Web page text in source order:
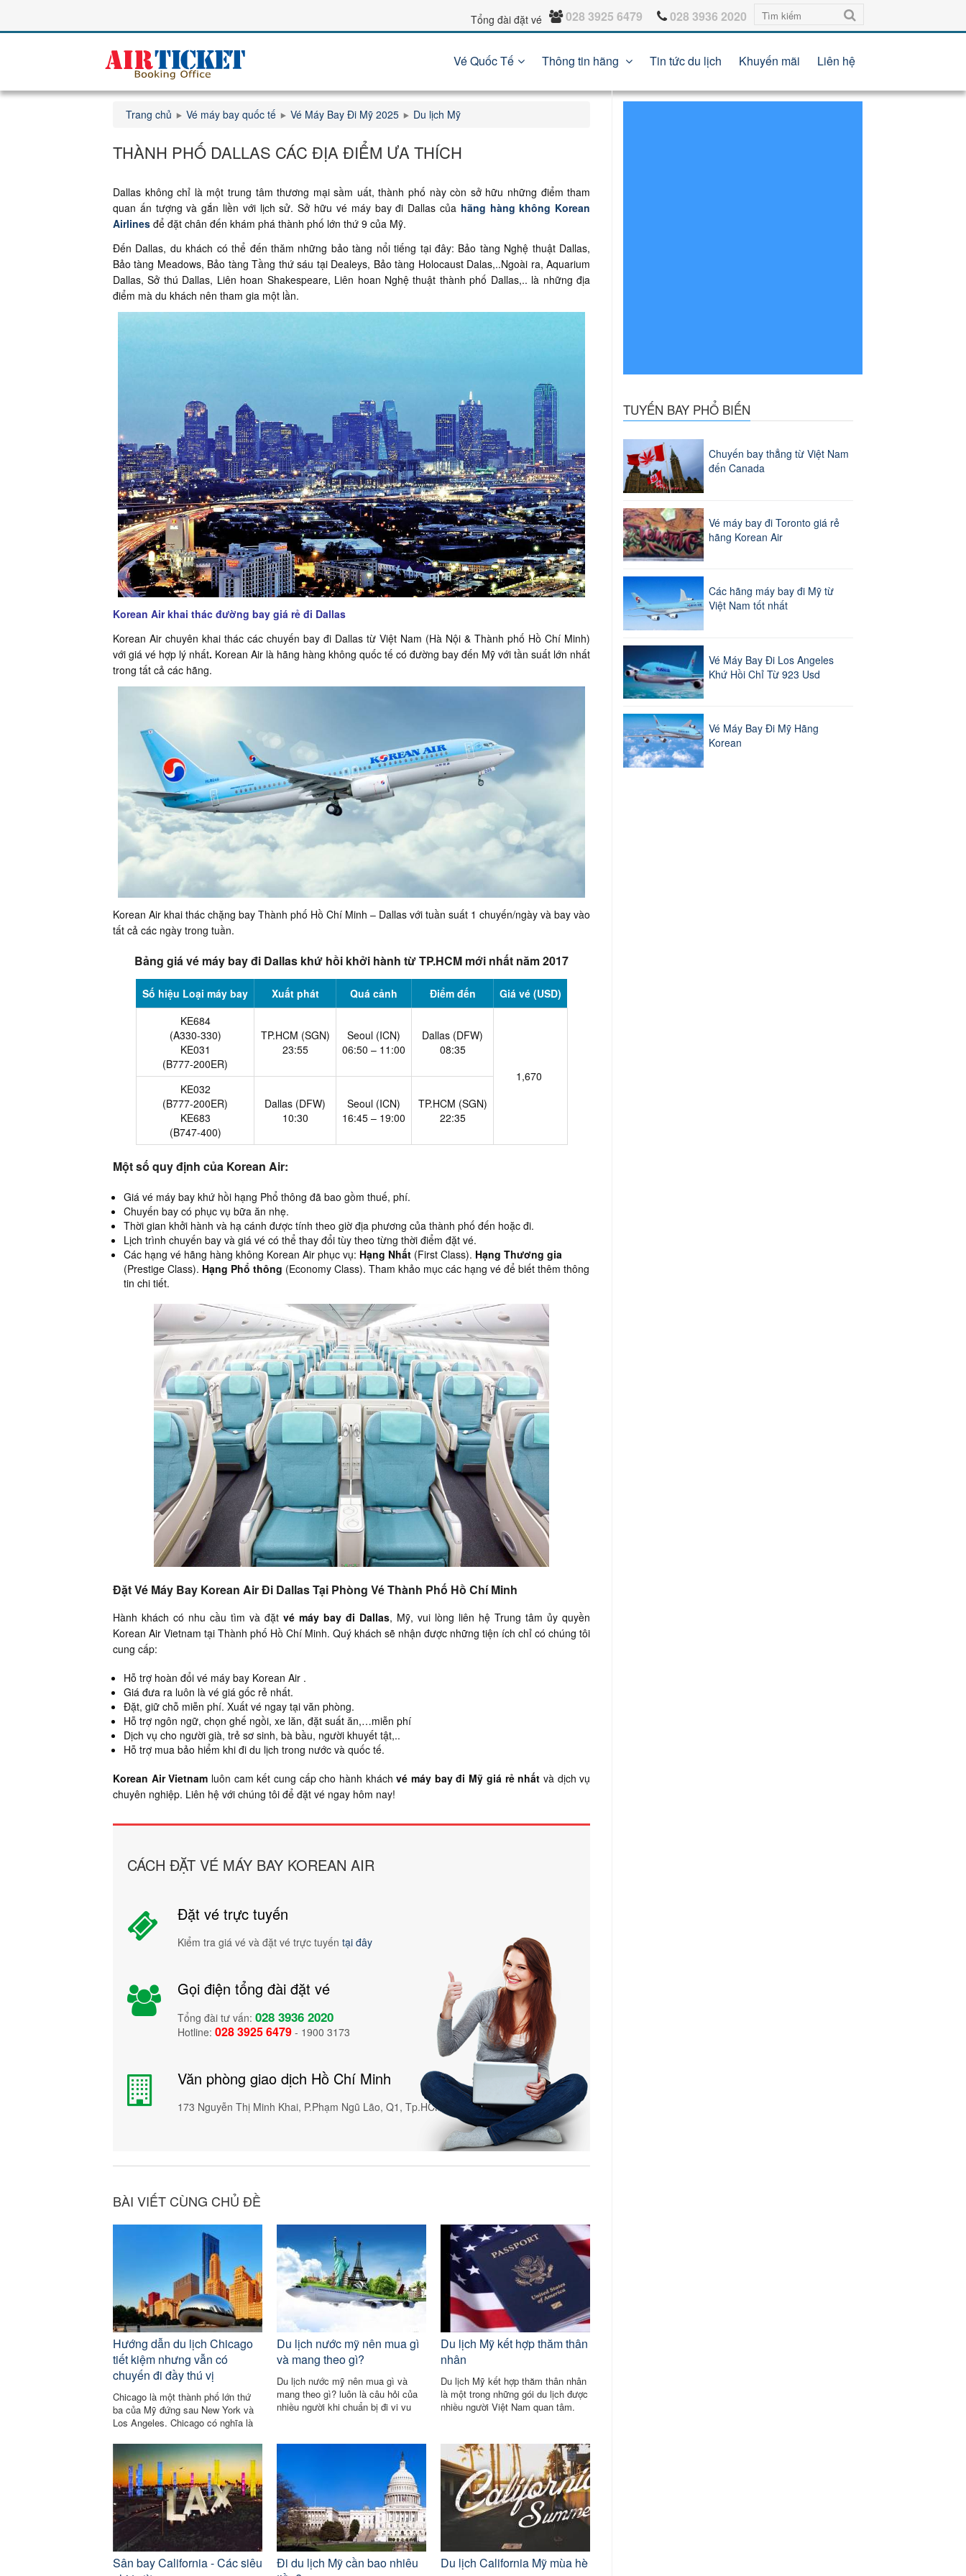
Tổng đài đặt vé 028 3925 6479 028 3936 2020
Vé Quốc Tế Thông tin hãng Tin tức du lịch Khuyến mãi Liên hệ
Trang chủ Vé máy bay quốc tế Vé Máy Bay Đi Mỹ 2025 Du lịch Mỹ
THÀNH PHỐ DALLAS CÁC ĐỊA ĐIỂM ƯA THÍCH
Dallas không chỉ là một trung tâm thương mại sầm uất, thành phố này còn sở hữu những điểm tham
quan ấn tượng và gắn liền với lịch sử. Sở hữu vé máy bay đi Dallas của hãng hàng không Korean
Airlines để đặt chân đến khám phá thành phố lớn thứ 9 của Mỹ.
Đến Dallas, du khách có thể đến thăm những bảo tàng nổi tiếng tại đây: Bảo tàng Nghệ thuật Dallas,
Bảo tàng Meadows, Bảo tàng Tầng thứ sáu tại Dealeys, Bảo tàng Holocaust Dalas,..Ngoài ra, Aquarium
Dallas, Sở thú Dallas, Liên hoan Shakespeare, Liên hoan Nghệ thuật thành phố Dallas,.. là những địa
điểm mà du khách nên tham gia một lần.
Korean Air khai thác đường bay giá rẻ đi Dallas
Korean Air chuyên khai thác các chuyến bay đi Dallas từ Việt Nam (Hà Nội & Thành phố Hồ Chí Minh)
với giá vé hợp lý nhất. Korean Air là hãng hàng không quốc tế có đường bay đến Mỹ với tần suất lớn nhất
trong tất cả các hãng.
Korean Air khai thác chặng bay Thành phố Hồ Chí Minh – Dallas với tuần suất 1 chuyến/ngày và bay vào
tất cả các ngày trong tuần.
Bảng giá vé máy bay đi Dallas khứ hồi khởi hành từ TP.HCM mới nhất năm 2017
Số hiệu Loại máy bay Xuất phát Quá cảnh Điểm đến
Giá vé (USD)
KE684
(A330-330)
KE031
(B777-200ER)
TP.HCM (SGN)
23:55
Seoul (ICN)
06:50 – 11:00
Dallas (DFW)
08:35
1,670
KE032
(B777-200ER)
KE683
(B747-400)
Dallas (DFW)
10:30
Seoul (ICN)
16:45 – 19:00
TP.HCM (SGN)
22:35
Một số quy định của Korean Air:
Giá vé máy bay khứ hồi hạng Phổ thông đã bao gồm thuế, phí.
Chuyến bay có phục vụ bữa ăn nhẹ.
Thời gian khởi hành và hạ cánh được tính theo giờ địa phương của thành phố đến hoặc đi.
Lịch trình chuyến bay và giá vé có thể thay đổi tùy theo từng thời điểm đặt vé.
Các hạng vé hãng hàng không Korean Air phục vụ: Hạng Nhất (First Class). Hạng Thương gia
(Prestige Class). Hạng Phổ thông (Economy Class). Tham khảo mục các hạng vé để biết thêm thông
tin chi tiết.
Đặt Vé Máy Bay Korean Air Đi Dallas Tại Phòng Vé Thành Phố Hồ Chí Minh
Hành khách có nhu cầu tìm và đặtvé máy bay đi Dallas, Mỹ, vui lòng liên hệ Trung tâm ủy quyền
Korean Air Vietnam tại Thành phố Hồ Chí Minh. Quý khách sẽ nhận được những tiện ích chỉ có chúng tôi
cung cấp:
Hỗ trợ hoàn đổi vé máy bay Korean Air .
Giá đưa ra luôn là vé giá gốc rẻ nhất.
Đặt, giữ chỗ miễn phí. Xuất vé ngay tại văn phòng.
Hỗ trợ ngôn ngữ, chọn ghế ngồi, xe lăn, đặt suất ăn,…miễn phí
Dịch vụ cho người già, trẻ sơ sinh, bà bầu, người khuyết tật,..
Hỗ trợ mua bảo hiểm khi đi du lịch trong nước và quốc tế.
Korean Air Vietnam luôn cam kết cung cấp cho hành kháchvé máy bay đi Mỹ giá rẻ nhất và dịch vụ
chuyên nghiệp. Liên hệ với chúng tôi để đặt vé ngay hôm nay!
CÁCH ĐẶT VÉ MÁY BAY KOREAN AIR
Đặt vé trực tuyến
Kiểm tra giá vé và đặt vé trực tuyến tại đây
Gọi điện tổng đài đặt vé
Tổng đài tư vấn: 028 3936 2020
Hotline: 028 3925 6479 - 1900 3173
Văn phòng giao dịch Hồ Chí Minh
173 Nguyễn Thị Minh Khai, P.Phạm Ngũ Lão, Q1, Tp.HCM
BÀI VIẾT CÙNG CHỦ ĐỀ
Hướng dẫn du lịch Chicago
tiết kiệm nhưng vẫn có
chuyến đi đầy thú vị
Chicago là một thành phố lớn thứ
ba của Mỹ đứng sau New York và
Los Angeles. Chicago có nghĩa là
còn được mệnh danh
Du lịch nước mỹ nên mua gì
và mang theo gì?
Du lịch nước mỹ nên mua gì và
mang theo gì? luôn là câu hỏi của
nhiều người khi chuẩn bị đi vi vu
Du lịch Mỹ kết hợp thăm thân
nhân
Du lịch Mỹ kết hợp thăm thân nhân
là một trong những gói du lịch được
nhiều người Việt Nam quan tâm.
đặt vé máy bay đi Mỹ hơn, vì trong
quá trình làm thủ tục, bạn đã được
sự bảo lãnh từ chính người thân
của mình tại nước Mỹ.
Sân bay California - Các siêu
Đi du lịch Mỹ cần bao nhiêu
Du lịch California Mỹ mùa hè
TUYẾN BAY PHỔ BIẾN
Chuyến bay thẳng từ Việt Nam
đến Canada
Vé máy bay đi Toronto giá rẻ
hãng Korean Air
Các hãng máy bay đi Mỹ từ
Việt Nam tốt nhất
Vé Máy Bay Đi Los Angeles
Khứ Hồi Chỉ Từ 923 Usd
Vé Máy Bay Đi Mỹ Hãng
Korean